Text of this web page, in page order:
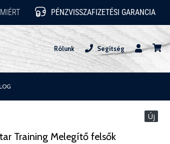
PÉNZVISSZAFIZETÉSI GARANCIA
Rólunk
Segítség
Felhasználó
Új
Training Melegítő felsők